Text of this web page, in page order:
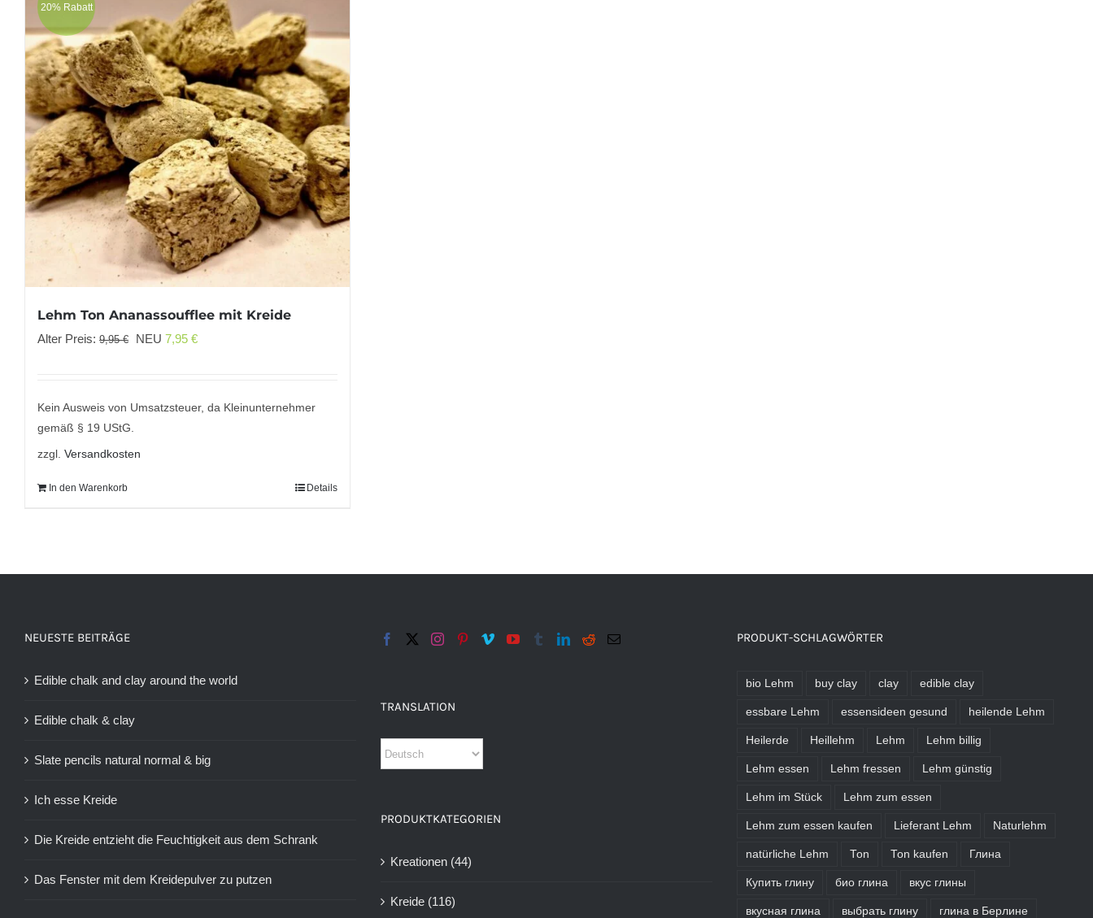
20% Rabatt
Lehm Ton Ananassoufflеe mit Kreide
Alter Preis: 9,95€
Ursprünglicher
9,95 €
NEU 7,95 €Aktueller
7,95 €.
Kein Ausweis von Umsatzsteuer, da Kleinunternehmer
gemäß § 19 UStG.
zzgl. Versandkosten
In den Warenkorb Details
NEUESTE BEITRÄGE
Edible chalk and clay around the world
Edible chalk & clay
Slate pencils natural normal & big
Ich esse Kreide
Die Kreide entzieht die Feuchtigkeit aus dem Schrank
Das Fenster mit dem Kreidepulver zu putzen
TRANSLATION
PRODUKTKATEGORIEN
Kreationen (44)
Kreide (116)
PRODUKT-SCHLAGWÖRTER
bio Lehm buy clay clay edible clay
essbare Lehm essensideen gesund heilende Lehm
Heilerde Heillehm Lehm Lehm billig
Lehm essen Lehm fressen Lehm günstig
Lehm im Stück Lehm zum essen
Lehm zum essen kaufen Lieferant Lehm Naturlehm
natürliche Lehm Ton Ton kaufen Глина
Купить глину био глина вкус глины
вкусная глина выбрать глину глина в Берлине